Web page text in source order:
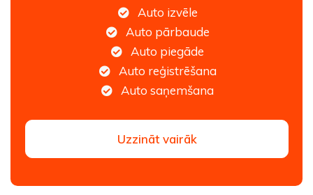
Auto izvēle
Auto pārbaude
Auto piegāde
Auto reģistrēšana
Auto saņemšana
Uzzināt vairāk